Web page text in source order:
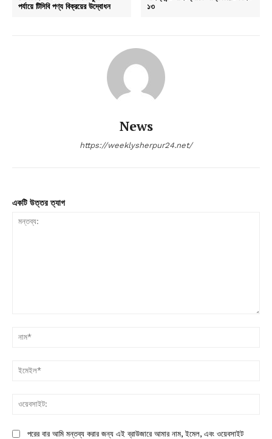
পর্যায়ে টিসিবি পণ্য বিক্রয়ের উদ্বোধন
১৩
News
https://weeklysherpur24.net/
একটি উত্তর ত্যাগ
পরের বার আমি মন্তব্য করার জন্য এই ব্রাউজারে আমার নাম, ইমেল, এবং ওয়েবসাইট